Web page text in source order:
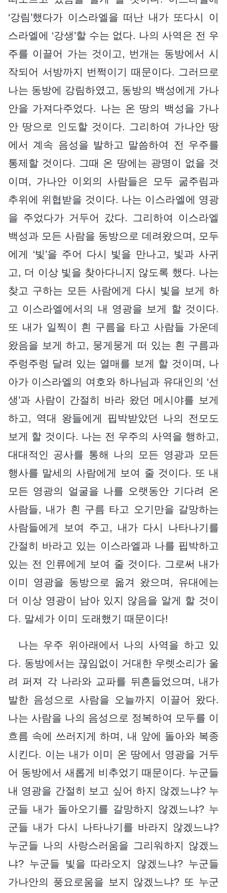
‘강림’했다가 이스라엘을 떠난 내가 또다시 이
스라엘에 ‘강생’할 수는 없다. 나의 사역은 전 우
주를 이끌어 가는 것이고, 번개는 동방에서 시
작되어 서방까지 번쩍이기 때문이다. 그러므로
나는 동방에 강림하였고, 동방의 백성에게 가나
안을 가져다주었다. 나는 온 땅의 백성을 가나
안 땅으로 인도할 것이다. 그리하여 가나안 땅
에서 계속 음성을 발하고 말씀하여 전 우주를
통제할 것이다. 그때 온 땅에는 광명이 없을 것
이며, 가나안 이외의 사람들은 모두 굶주림과
추위에 위협받을 것이다. 나는 이스라엘에 영광
을 주었다가 거두어 갔다. 그리하여 이스라엘
백성과 모든 사람을 동방으로 데려왔으며, 모두
에게 ‘빛’을 주어 다시 빛을 만나고, 빛과 사귀
고, 더 이상 빛을 찾아다니지 않도록 했다. 나는
찾고 구하는 모든 사람에게 다시 빛을 보게 하
고 이스라엘에서의 내 영광을 보게 할 것이다.
또 내가 일찍이 흰 구름을 타고 사람들 가운데
왔음을 보게 하고, 뭉게뭉게 떠 있는 흰 구름과
주렁주렁 달려 있는 열매를 보게 할 것이며, 나
아가 이스라엘의 여호와 하나님과 유대인의 ‘선
생’과 사람이 간절히 바라 왔던 메시야를 보게
하고, 역대 왕들에게 핍박받았던 나의 전모도
보게 할 것이다. 나는 전 우주의 사역을 행하고,
대대적인 공사를 통해 나의 모든 영광과 모든
행사를 말세의 사람에게 보여 줄 것이다. 또 내
모든 영광의 얼굴을 나를 오랫동안 기다려 온
사람들, 내가 흰 구름 타고 오기만을 갈망하는
사람들에게 보여 주고, 내가 다시 나타나기를
간절히 바라고 있는 이스라엘과 나를 핍박하고
있는 전 인류에게 보여 줄 것이다. 그로써 내가
이미 영광을 동방으로 옮겨 왔으며, 유대에는
더 이상 영광이 남아 있지 않음을 알게 할 것이
다. 말세가 이미 도래했기 때문이다!
나는 우주 위아래에서 나의 사역을 하고 있
다. 동방에서는 끊임없이 거대한 우렛소리가 울
려 퍼져 각 나라와 교파를 뒤흔들었으며, 내가
발한 음성으로 사람을 오늘까지 이끌어 왔다.
나는 사람을 나의 음성으로 정복하여 모두를 이
흐름 속에 쓰러지게 하며, 내 앞에 돌아와 복종
시킨다. 이는 내가 이미 온 땅에서 영광을 거두
어 동방에서 새롭게 비추었기 때문이다. 누군들
내 영광을 간절히 보고 싶어 하지 않겠느냐? 누
군들 내가 돌아오기를 갈망하지 않겠느냐? 누
군들 내가 다시 나타나기를 바라지 않겠느냐?
누군들 나의 사랑스러움을 그리워하지 않겠느
냐? 누군들 빛을 따라오지 않겠느냐? 누군들
가나안의 풍요로움을 보지 않겠느냐? 또 누군